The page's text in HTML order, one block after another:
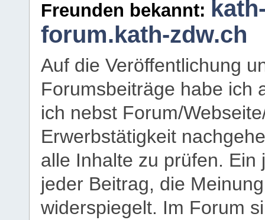
Freunden bekannt:
forum.kath-zdw.ch
Auf die Veröffentlichung
Forumsbeiträge habe ich
ich nebst Forum/
Erwerbstätigkeit
alle Inhalte zu prüfen.
jeder Beitrag, die
widerspiegelt. Im Forum